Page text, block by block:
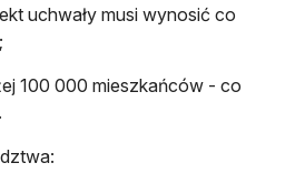
uchwały musi wynosić co
100 000 mieszkańców - co